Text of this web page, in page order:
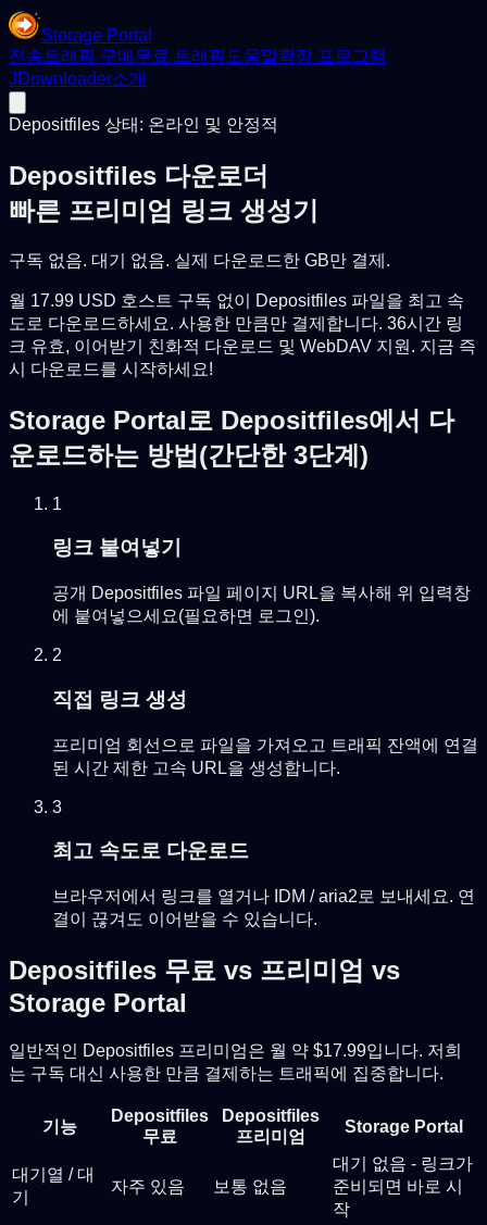
Storage Portal
전송 트래픽 구매 무료 트래픽 도움말확장 프로그램
JDownloader소개
Depositfiles 상태: 온라인 및 안정적
Depositfiles 다운로더
빠른 프리미엄 링크 생성기
구독 없음. 대기 없음. 실제 다운로드한 GB만 결제.
월 17.99 USD 호스트 구독 없이 Depositfiles 파일을 최고 속
도로 다운로드하세요. 사용한 만큼만 결제합니다. 36시간 링
크 유효, 이어받기 친화적 다운로드 및 WebDAV 지원. 지금 즉
시 다운로드를 시작하세요!
Storage Portal로 Depositfiles에서 다
운로드하는 방법(간단한 3단계)
1
링크 붙여넣기
공개 Depositfiles 파일 페이지 URL을 복사해 위 입력창
에 붙여넣으세요(필요하면 로그인).
2
직접 링크 생성
프리미엄 회선으로 파일을 가져오고 트래픽 잔액에 연결
된 시간 제한 고속 URL을 생성합니다.
3
최고 속도로 다운로드
브라우저에서 링크를 열거나 IDM / aria2로 보내세요. 연
결이 끊겨도 이어받을 수 있습니다.
Depositfiles 무료 vs 프리미엄 vs
Storage Portal
일반적인 Depositfiles 프리미엄은 월 약 $17.99입니다. 저희
는 구독 대신 사용한 만큼 결제하는 트래픽에 집중합니다.
기능
Depositfiles
무료
Depositfiles
프리미엄
Storage Portal
대기열 / 대
기
자주 있음 보통 없음
대기 없음 - 링크가
준비되면 바로 시
작